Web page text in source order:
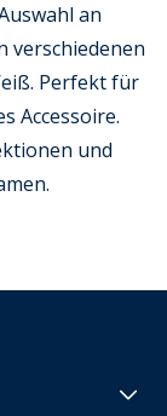
an
verschiedenen
Perfekt für
Accessoire.
und